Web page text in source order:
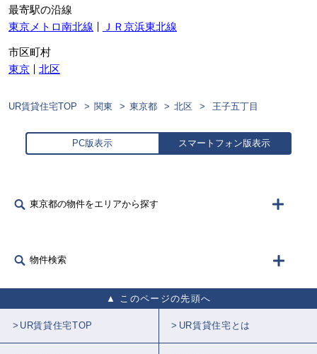
最寄駅の沿線
東京メトロ南北線
ＪＲ京浜東北線
市区町村
東京
北区
UR賃貸住宅TOP 関東 東京都 北区 王子五丁目
PC版表示 スマートフォン版表示
東京都の物件をエリアから探す
物件検索
このページの先頭へ
UR賃貸住宅TOP UR賃貸住宅とは